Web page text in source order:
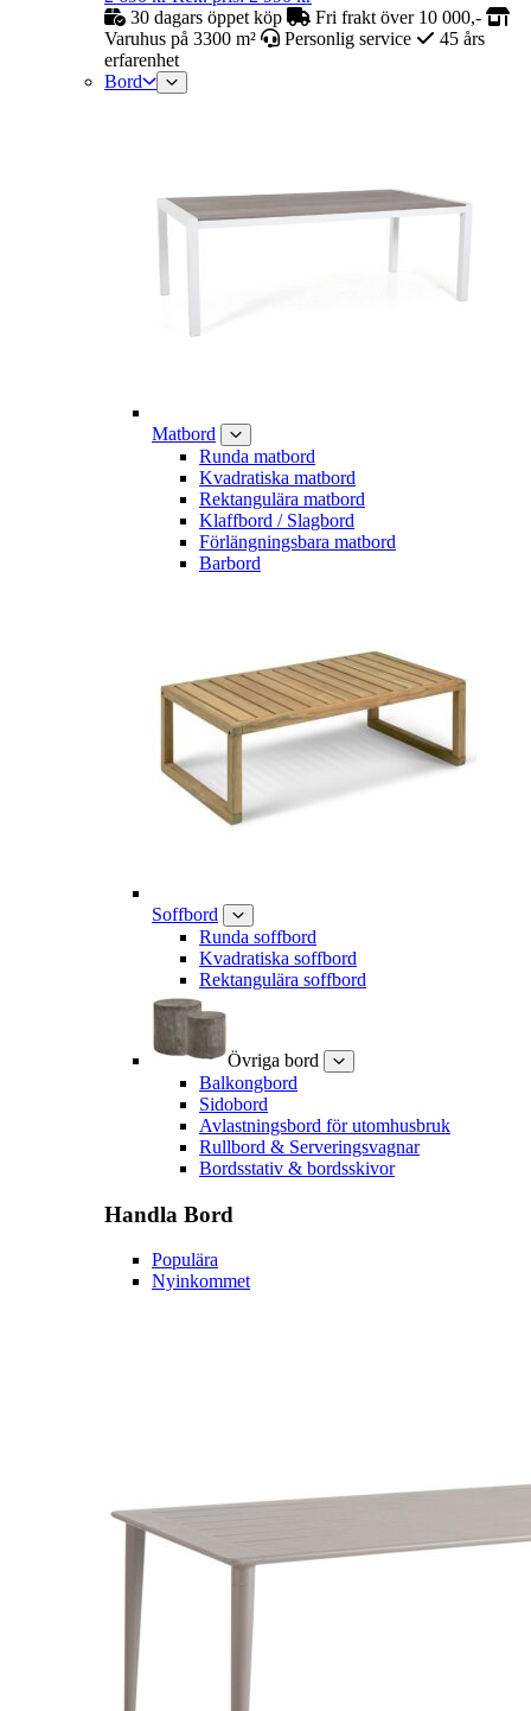
30 dagars öppet köp
Fri frakt över 10 000,-
Varuhus på 3300 m²
Personlig service
45 års
erfarenhet
Bord
Matbord
Runda matbord
Kvadratiska matbord
Rektangulära matbord
Klaffbord / Slagbord
Förlängningsbara matbord
Barbord
Soffbord
Runda soffbord
Kvadratiska soffbord
Rektangulära soffbord
Övriga bord
Balkongbord
Sidobord
Avlastningsbord för utomhusbruk
Rullbord & Serveringsvagnar
Bordsstativ & bordsskivor
Handla Bord
Populära
Nyinkommet